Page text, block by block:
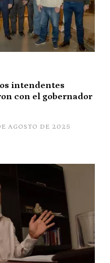
intendentes
con el gobernador
AGOSTO DE 2025